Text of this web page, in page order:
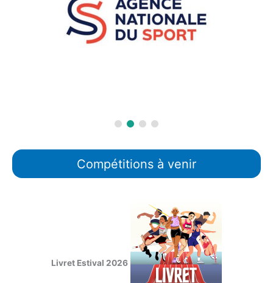
Compétitions à venir
Livret Estival 2026